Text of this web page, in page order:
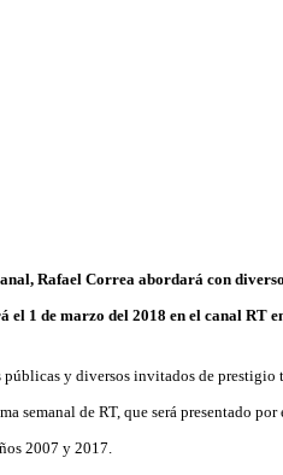
Rafael Correa abordará con
el 1 de marzo del 2018 en el canal RT
y diversos invitados de prestigio
semanal de RT, que será presentado
2007 y 2017.